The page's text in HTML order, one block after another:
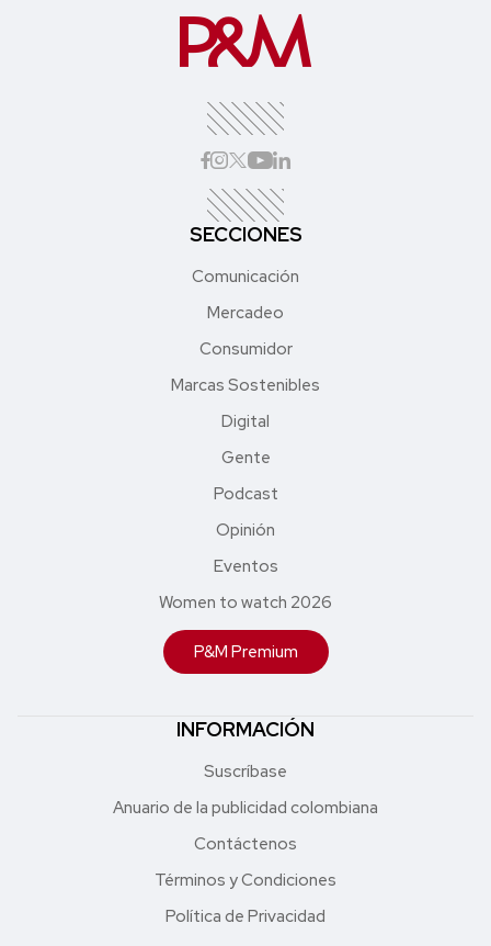
SECCIONES
Comunicación
Mercadeo
Consumidor
Marcas Sostenibles
Digital
Gente
Podcast
Opinión
Eventos
Women to watch 2026
P&M Premium
INFORMACIÓN
Suscríbase
Anuario de la publicidad colombiana
Contáctenos
Términos y Condiciones
Política de Privacidad